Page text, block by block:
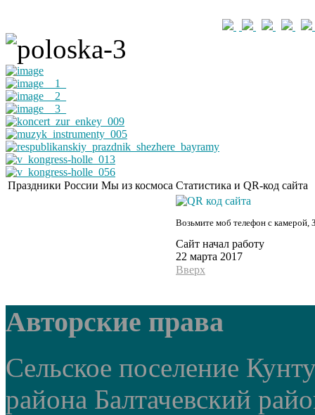
Праздники России Мы из космоса Статистика и QR-код сайта
Возьмите моб телефон с камерой,
Сайт начал работу
22 марта 2017
Вверх
Авторские права
Сельское поселение
района Балтачевский